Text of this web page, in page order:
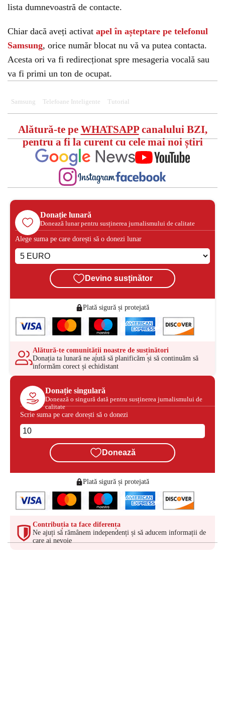
lista dumnevoastră de contacte.
Chiar dacă aveți activat apel în așteptare pe telefonul
Samsung, orice număr blocat nu vă va putea contacta.
Acesta ori va fi redirecționat spre mesageria vocală sau
va fi primi un ton de ocupat.
Samsung Telefoane Inteligente Tutorial
Alătură-te pe WHATSAPPcanalului BZI,
pentru a fi la curent cu cele mai noi știri
Donație lunară
Donează lunar pentru susținerea jurnalismului de calitate
Alege suma pe care dorești să o donezi lunar
Devino susținător
Plată sigură și protejată
Alătură-te comunității noastre de susținători
Donația ta lunară ne ajută să planificăm și să continuăm să
informăm corect și echidistant
Donație singulară
Donează o singură dată pentru susținerea jurnalismului de
calitate
Scrie suma pe care dorești să o donezi
Donează
Plată sigură și protejată
Contribuția ta face diferența
Ne ajuți să rămânem independenți și să aducem informații de
care ai nevoie